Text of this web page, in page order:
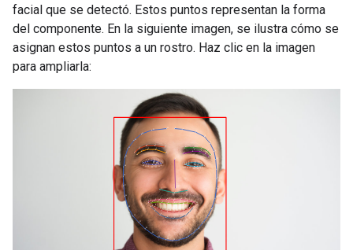
facial que se detectó. Estos puntos representan la forma
del componente. En la siguiente imagen, se ilustra cómo se
asignan estos puntos a un rostro. Haz clic en la imagen
para ampliarla: